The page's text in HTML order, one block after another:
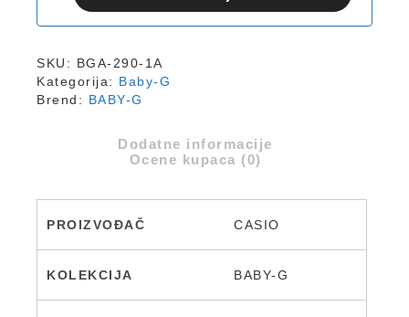
SKU: BGA-290-1A
Kategorija: Baby-G
Brend: BABY-G
Dodatne informacije
Ocene kupaca (0)
PROIZVOĐAČ CASIO
KOLEKCIJA BABY-G